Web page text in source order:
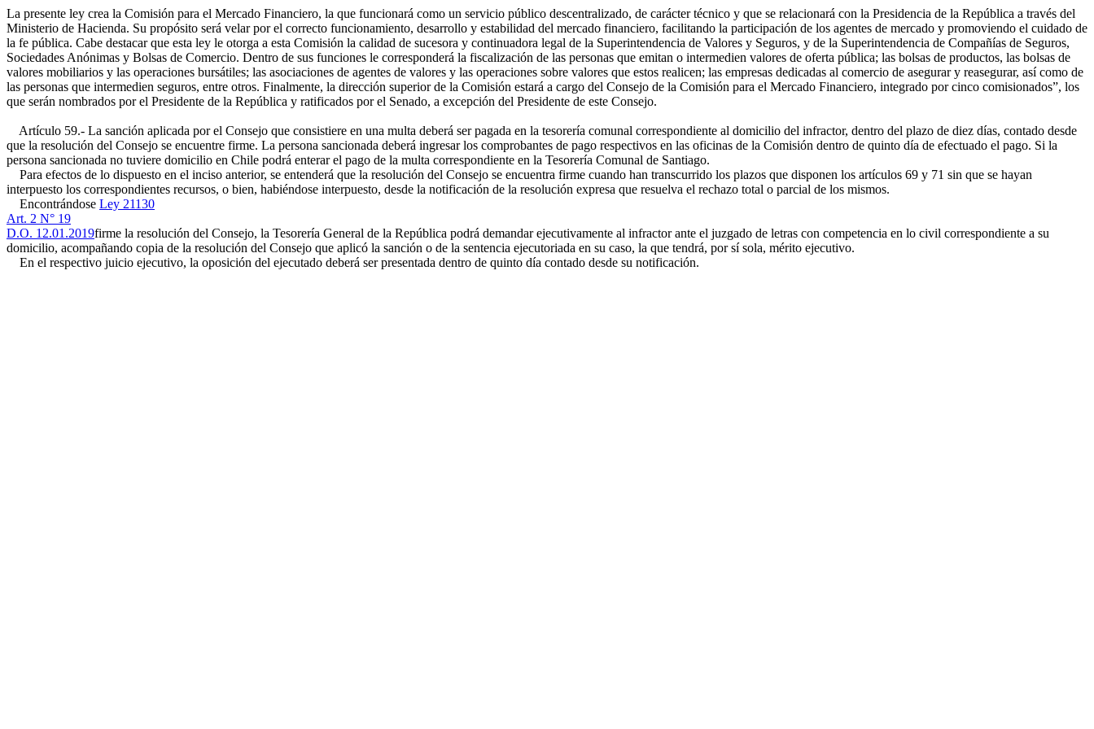
La presente ley crea la Comisión para el Mercado Financiero, la que funcionará como un servicio público descentralizado, de carácter técnico y que se relacionará con la Presidencia de la República a través del
Ministerio de Hacienda. Su propósito será velar por el correcto funcionamiento, desarrollo y estabilidad del mercado financiero, facilitando la participación de los agentes de mercado y promoviendo el cuidado de
la fe pública. Cabe destacar que esta ley le otorga a esta Comisión la calidad de sucesora y continuadora legal de la Superintendencia de Valores y Seguros, y de la Superintendencia de Compañías de Seguros,
Sociedades Anónimas y Bolsas de Comercio. Dentro de sus funciones le corresponderá la fiscalización de las personas que emitan o intermedien valores de oferta pública; las bolsas de productos, las bolsas de
valores mobiliarios y las operaciones bursátiles; las asociaciones de agentes de valores y las operaciones sobre valores que estos realicen; las empresas dedicadas al comercio de asegurar y reasegurar, así como de
las personas que intermedien seguros, entre otros. Finalmente, la dirección superior de la Comisión estará a cargo del Consejo de la Comisión para el Mercado Financiero, integrado por cinco comisionados”, los
que serán nombrados por el Presidente de la República y ratificados por el Senado, a excepción del Presidente de este Consejo.
Artículo 59.- La sanción aplicada por el Consejo que consistiere en una multa deberá ser pagada en la tesorería comunal correspondiente al domicilio del infractor, dentro del plazo de diez días, contado desde
que la resolución del Consejo se encuentre firme. La persona sancionada deberá ingresar los comprobantes de pago respectivos en las oficinas de la Comisión dentro de quinto día de efectuado el pago. Si la
persona sancionada no tuviere domicilio en Chile podrá enterar el pago de la multa correspondiente en la Tesorería Comunal de Santiago.
Para efectos de lo dispuesto en el inciso anterior, se entenderá que la resolución del Consejo se encuentra firme cuando han transcurrido los plazos que disponen los artículos 69 y 71 sin que se hayan
interpuesto los correspondientes recursos, o bien, habiéndose interpuesto, desde la notificación de la resolución expresa que resuelva el rechazo total o parcial de los mismos.
Encontrándose Ley 21130
Art. 2 N° 19
D.O. 12.01.2019firme la resolución del Consejo, la Tesorería General de la República podrá demandar ejecutivamente al infractor ante el juzgado de letras con competencia en lo civil correspondiente a su
domicilio, acompañando copia de la resolución del Consejo que aplicó la sanción o de la sentencia ejecutoriada en su caso, la que tendrá, por sí sola, mérito ejecutivo.
En el respectivo juicio ejecutivo, la oposición del ejecutado deberá ser presentada dentro de quinto día contado desde su notificación.